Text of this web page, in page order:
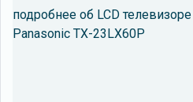
подробнее об LCD
Panasonic TX-23LX60P